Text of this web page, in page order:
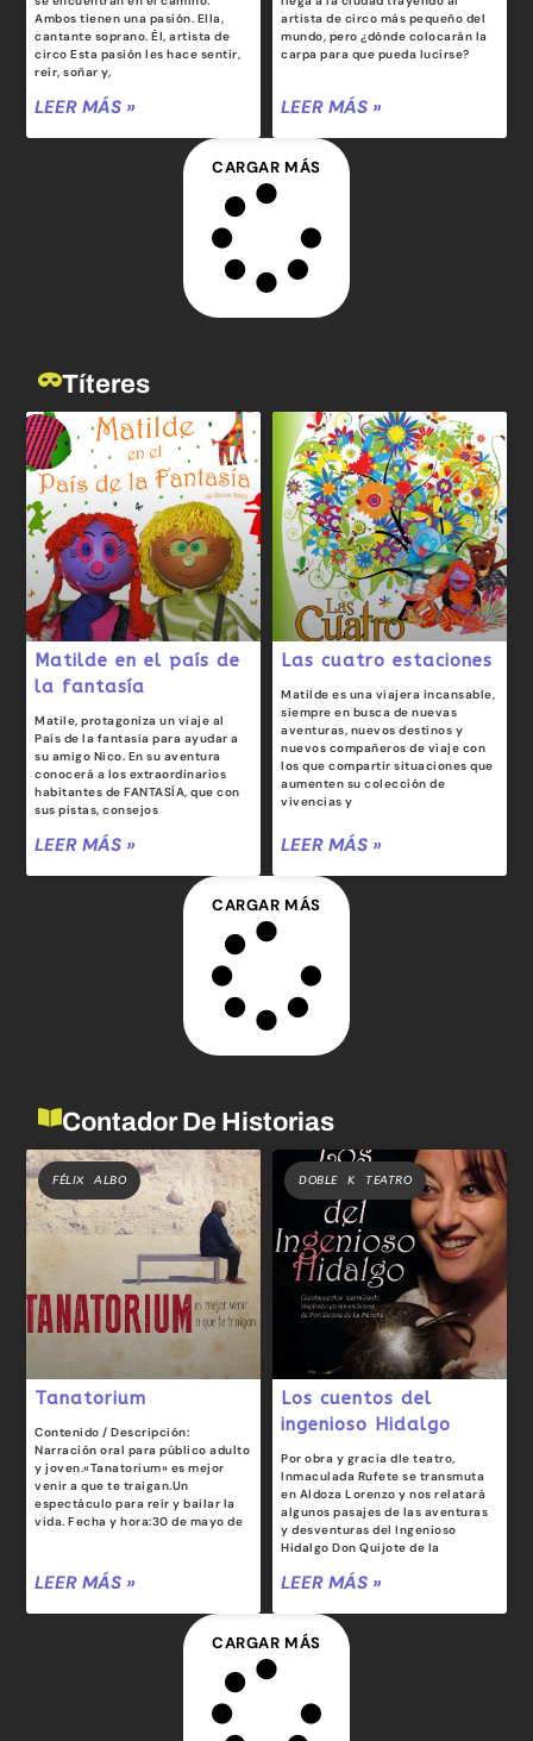
Ambos tienen una pasión. Ella,
cantante soprano. Él, artista de
circo Esta pasión les hace sentir,
reír, soñar y,
LEER MÁS »
artista de circo más pequeño del
mundo, pero ¿dónde colocarán la
carpa para que pueda lucirse?
LEER MÁS »
CARGAR MÁS
Títeres
Matilde en el país de
la fantasía
Matile, protagoniza un viaje al
País de la fantasía para ayudar a
su amigo Nico. En su aventura
conocerá a los extraordinarios
habitantes de FANTASÍA, que con
sus pistas, consejos
LEER MÁS »
Las cuatro estaciones
Matilde es una viajera incansable,
siempre en busca de nuevas
aventuras, nuevos destinos y
nuevos compañeros de viaje con
los que compartir situaciones que
aumenten su colección de
vivencias y
LEER MÁS »
CARGAR MÁS
Contador De Historias
FÉLIX ALBO
Tanatorium
Contenido / Descripción:
Narración oral para público adulto
y joven.«Tanatorium» es mejor
venir a que te traigan.Un
espectáculo para reír y bailar la
vida. Fecha y hora:30 de mayo de
LEER MÁS »
DOBLE K TEATRO
Los cuentos del
ingenioso Hidalgo
Por obra y gracia dle teatro,
Inmaculada Rufete se transmuta
en Aldoza Lorenzo y nos relatará
algunos pasajes de las aventuras
y desventuras del Ingenioso
Hidalgo Don Quijote de la
LEER MÁS »
CARGAR MÁS